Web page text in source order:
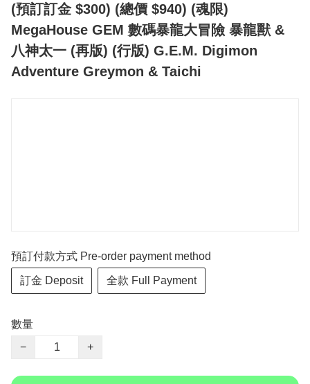
(預訂訂金 $300) (總價 $940) (魂限)
MegaHouse GEM 數碼暴龍大冒險 暴龍獸 &
八神太一 (再版) (行版) G.E.M. Digimon
Adventure Greymon & Taichi
預訂付款方式 Pre-order payment method
訂金 Deposit 全款 Full Payment
數量
−
+